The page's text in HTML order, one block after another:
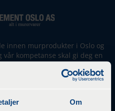
Om
innen murprodukter i Oslo og
vår kompetanse skal gi deg en
Vi holder til på Filipstad,
og Color line terminalen.
1B